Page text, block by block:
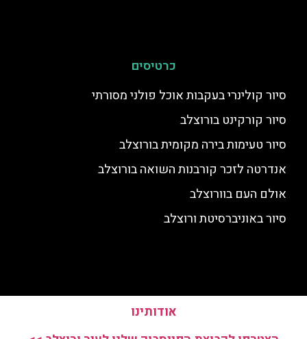
כרטיסים
סיור קולינרי בעקבות אוכל פולני מסורתי
סיור קורקינט בורוצלב
סיור טעימות בירה מקומית בורוצלב
אנדרטה לזכר קורבנות השואה בורוצלב
אולם העם בוורוצלב
סיור באוניברסיטת ורוצלב
אודותינו